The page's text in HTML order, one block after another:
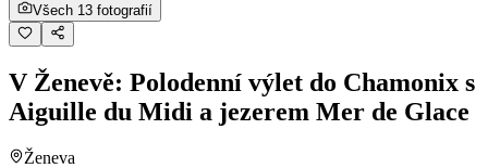
Všech 13 fotografií
V Ženevě: Polodenní výlet do Chamonix s
Aiguille du Midi a jezerem Mer de Glace
Ženeva